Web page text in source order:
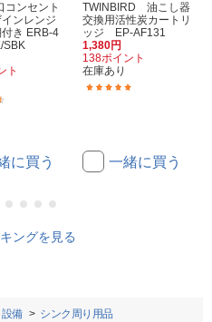
ンセント
ンレンジ
き ERB-4
SBK
ト
に買う
TWINBIRD 油こし器
交換用活性炭カートリ
ッジ EP-AF131
1,380円
138ポイント
在庫あり
一緒に買う
ングを見る
備 シンク周り用品